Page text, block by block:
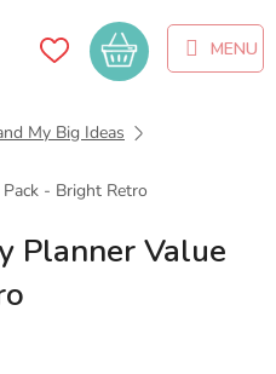
Nákupní
košík
My Big Ideas
- Bright Retro
Planner Value